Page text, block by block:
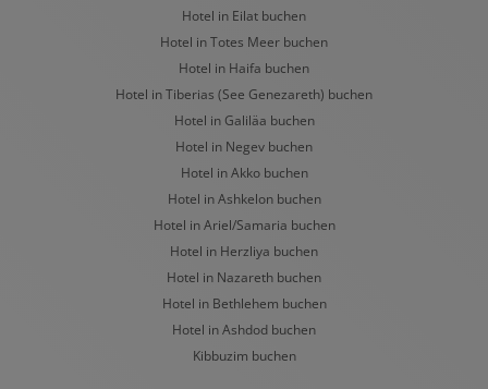
Hotel in Eilat buchen
Hotel in Totes Meer buchen
Hotel in Haifa buchen
Hotel in Tiberias (See Genezareth) buchen
Hotel in Galiläa buchen
Hotel in Negev buchen
Hotel in Akko buchen
Hotel in Ashkelon buchen
Hotel in Ariel/Samaria buchen
Hotel in Herzliya buchen
Hotel in Nazareth buchen
Hotel in Bethlehem buchen
Hotel in Ashdod buchen
Kibbuzim buchen